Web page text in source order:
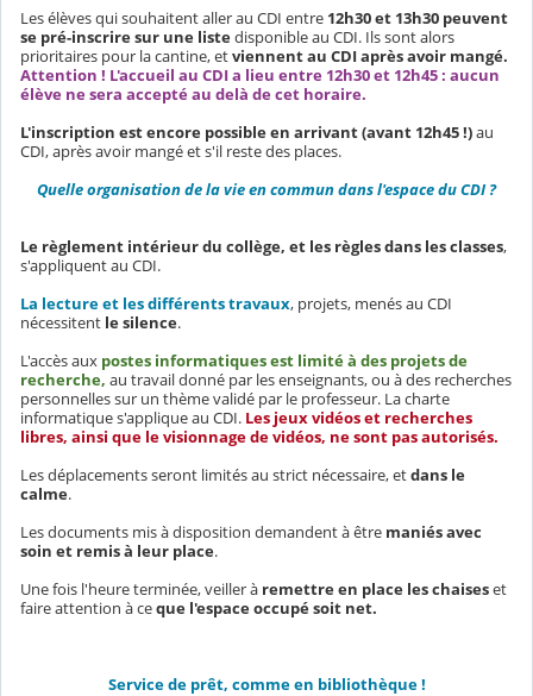
Les élèves qui souhaitent aller au CDI entre 12h30 et 13h30 peuvent
se pré-inscrire sur une listedisponible au CDI. Ils sont alors
prioritaires pour la cantine, etviennent au CDI après avoir mangé.
Attention ! L'accueil au CDI a lieu entre 12h30 et 12h45 : aucun
élève ne sera accepté au delà de cet horaire.
L'inscription est encore possible en arrivant(avant 12h45 !)au
CDI, après avoir mangé et s'il reste des places.
Quelle organisation de la vie en commun dans l'espace du CDI ?
Le règlement intérieur du collège, et les règles dans les classes,
s'appliquent au CDI.
La lecture et les différents travaux, projets, menés au CDI
nécessitent le silence.
L'accès aux postes informatiques est limité à des projets de
recherche, au travail donné par les enseignants, ou à des recherches
personnelles sur un thème validé par le professeur. La charte
informatique s'applique au CDI. Les jeux vidéos et recherches
libres, ainsi que le visionnage de vidéos, ne sont pas autorisés.
Les déplacements seront limités au strict nécessaire, etdans le
calme.
Les documents mis à disposition demandent à être maniés avec
soin et remis à leur place.
Une fois l'heure terminée, veiller à remettre en place les chaiseset
faire attention à ceque l'espace occupé soit net.
Service de prêt, comme en bibliothèque !